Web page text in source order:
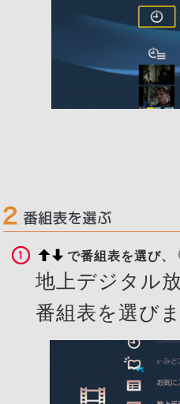
で番組表を選び、
地上デジタル
番組表を選び